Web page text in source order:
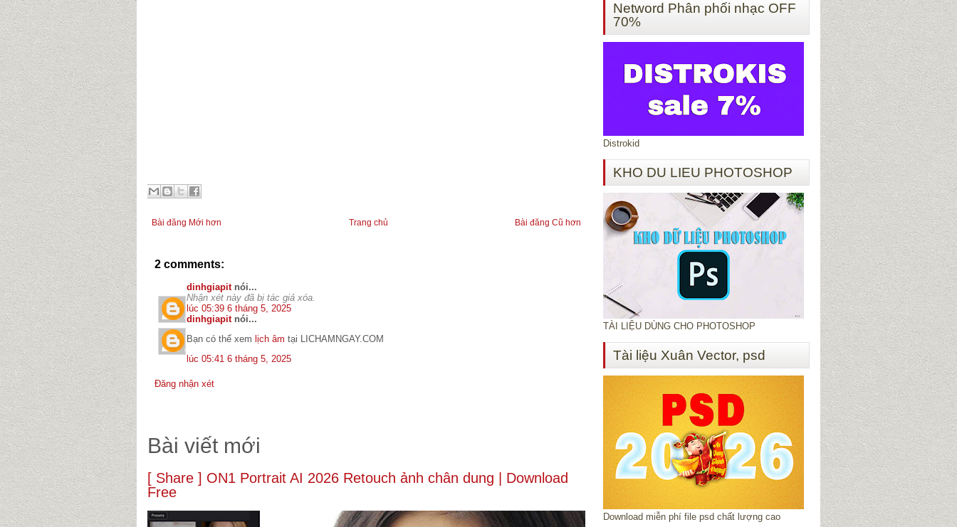
Bài đăng Mới hơn Bài đăng Cũ hơn
Trang chủ
2 comments:
dinhgiapit nói...
Nhận xét này đã bị tác giả xóa.
lúc 05:39 6 tháng 5, 2025
dinhgiapit nói...
Bạn có thể xem lịch âm tại LICHAMNGAY.COM
lúc 05:41 6 tháng 5, 2025
Đăng nhận xét
Bài viết mới
[ Share ] ON1 Portrait AI 2026 Retouch ảnh chân dung | Download
Free
Netword Phân phối nhạc OFF
70%
Distrokid
KHO DU LIEU PHOTOSHOP
TÀI LIỆU DÙNG CHO PHOTOSHOP
Tài liệu Xuân Vector, psd
Download miễn phí file psd chất lượng cao